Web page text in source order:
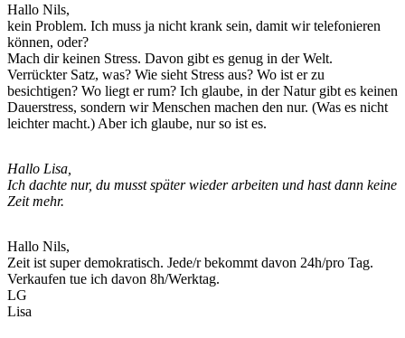
Hallo Nils,
kein Problem. Ich muss ja nicht krank sein, damit wir telefonieren
können, oder?
Mach dir keinen Stress. Davon gibt es genug in der Welt.
Verrückter Satz, was? Wie sieht Stress aus? Wo ist er zu
besichtigen? Wo liegt er rum? Ich glaube, in der Natur gibt es keinen
Dauerstress, sondern wir Menschen machen den nur. (Was es nicht
leichter macht.) Aber ich glaube, nur so ist es.
Hallo Lisa,
Ich dachte nur, du musst später wieder arbeiten und hast dann keine
Zeit mehr.
Hallo Nils,
Zeit ist super demokratisch. Jede/r bekommt davon 24h/pro Tag.
Verkaufen tue ich davon 8h/Werktag.
LG
Lisa